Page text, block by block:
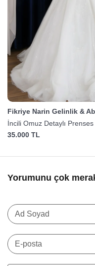
Fikriye Narin Gelinlik &
İncili Omuz Detaylı
35.000 TL
Yorumunu çok
Ad Soyad
E-posta